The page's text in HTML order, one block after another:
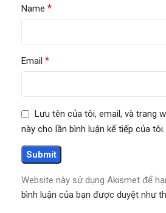
Name *
Email *
Lưu tên của tôi, email, và trang
này cho lần bình luận kế tiếp của tôi.
Website này sử dụng Akismet để
bình luận của bạn được duyệt như